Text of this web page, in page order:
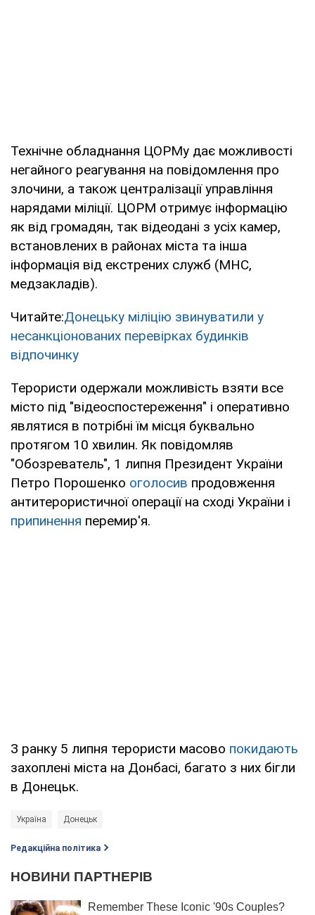
Технічне обладнання ЦОРМу дає можливості
негайного реагування на повідомлення про
злочини, а також централізації управління
нарядами міліції. ЦОРМ отримує інформацію
як від громадян, так відеодані з усіх камер,
встановлених в районах міста та інша
інформація від екстрених служб (МНС,
медзакладів).
Читайте:Донецьку міліцію звинуватили у
несанкціонованих перевірках будинків
відпочинку
Терористи одержали можливість взяти все
місто під "відеоспостереження" і оперативно
являтися в потрібні їм місця буквально
протягом 10 хвилин. Як повідомляв
"Обозреватель", 1 липня Президент України
Петро Порошенко оголосив продовження
антитерористичної операції на сході України і
припинення перемир'я.
З ранку 5 липня терористи масово покидають
захоплені міста на Донбасі, багато з них бігли
в Донецьк.
Україна Донецьк
Редакційна політика